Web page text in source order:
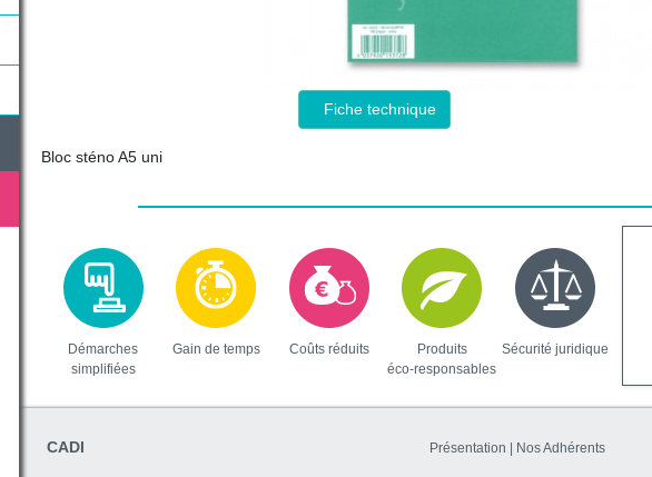
Fiche technique
Bloc sténo A5 uni
Démarches
simplifiées
Gain de temps Coûts réduits
Produits
éco-responsables
Sécurité juridique
CADI Présentation Nos Adhérents